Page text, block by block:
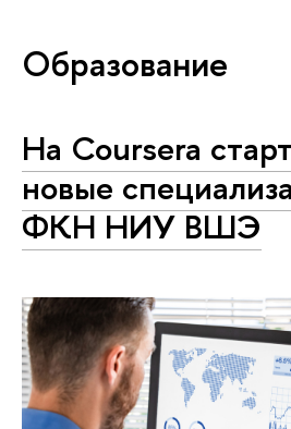
Образование
На Coursera
новые
ФКН НИУ ВШЭ